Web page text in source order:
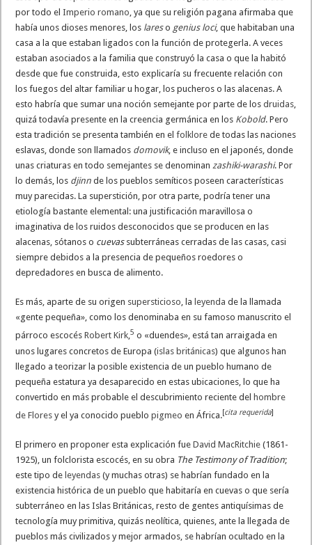
por todo elImperio romano, ya que su religión pagana afirmaba que
había unos dioses menores, los lareso genius loci, que habitaban una
casa a la que estaban ligados con la función de protegerla. A veces
estaban asociados a la familia que construyó la casa o que la habitó
desde que fue construida, esto explicaría su frecuente relación con
los fuegos del altar familiar u hogar, los pucheros o las alacenas. A
esto habría que sumar una noción semejante por parte de losdruidas,
quizá todavía presente en la creencia germánica en los Kobold. Pero
esta tradición se presenta también en elfolklore de todas las naciones
eslavas, donde son llamados domovik, e incluso en el japonés, donde
unas criaturas en todo semejantes se denominanzashiki-warashi. Por
lo demás, los djinn de los pueblos semíticos poseen características
muy parecidas. La superstición, por otra parte, podría tener una
etiología bastante elemental: una justificación maravillosa o
imaginativa de los ruidos desconocidos que se producen en las
alacenas, sótanos o cuevassubterráneas cerradas de las casas, casi
siempre debidos a la presencia de pequeños roedores o
depredadores en busca de alimento.
Es más, aparte de su origen supersticioso, la leyenda de la llamada
«gente pequeña», como los denominaba en su famoso manuscrito el
párroco escocésRobert Kirk,5 ​ o «duendes», está tan arraigada en
unos lugares concretos de Europa (islas británicas) que algunos han
llegado a teorizar la posible existencia de un pueblo humano de
pequeña estatura ya desaparecido en estas ubicaciones,lo que ha
convertido en más probable el descubrimiento reciente delhombre
de Flores y el ya conocido pueblopigmeo en África.[cita requerida]
El primero en proponer esta explicación fueDavid MacRitchie (1861-
1925), un folclorista escocés, en su obra The Testimony of Tradition;
este tipo de leyendas (y muchas otras) se habrían fundado en la
existencia histórica de un pueblo que habitaría en cuevas o que sería
subterráneo en las Islas Británicas, resto de gentes antiquísimas de
tecnología muy primitiva, quizás neolítica, quienes, ante la llegada de
pueblos más civilizados y mejor armados, se habrían ocultado en la